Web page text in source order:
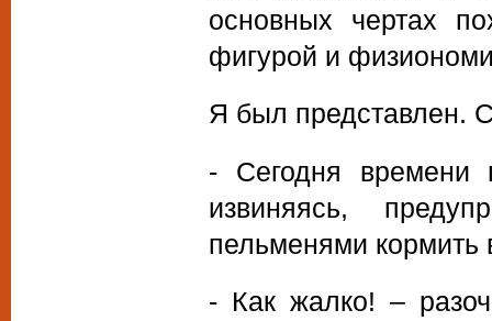
основных чертах
фигурой и
Я был представлен.
- Сегодня времени
извиняясь,
пельменями кормить
- Как жалко! –